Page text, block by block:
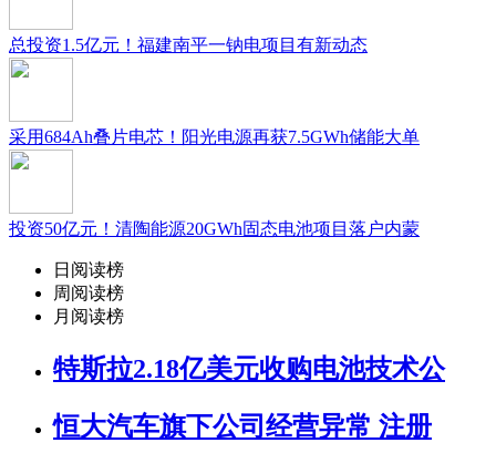
总投资1.5亿元！福建南平一钠电项目有新动态
采用684Ah叠片电芯！阳光电源再获7.5GWh储能大单
投资50亿元！清陶能源20GWh固态电池项目落户内蒙
日阅读榜
周阅读榜
月阅读榜
特斯拉2.18亿美元收购电池技术公
恒大汽车旗下公司经营异常 注册